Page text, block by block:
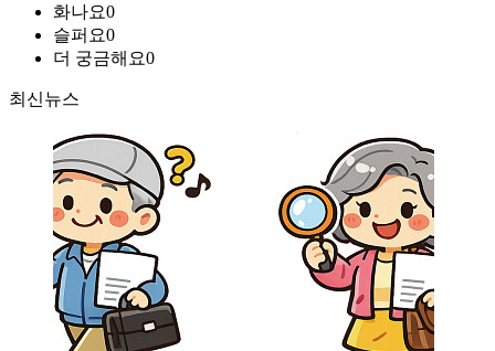
화나요0
슬퍼요0
더 궁금해요0
최신뉴스